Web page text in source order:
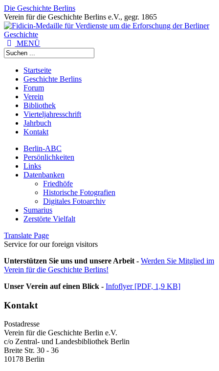
Die Geschichte Berlins
Verein für die Geschichte Berlins e.V., gegr. 1865
MENÜ
Startseite
Geschichte Berlins
Forum
Verein
Bibliothek
Vierteljahresschrift
Jahrbuch
Kontakt
Berlin-ABC
Persönlichkeiten
Links
Datenbanken
Friedhöfe
Historische Fotografien
Digitales Fotoarchiv
Sumarius
Zerstörte Vielfalt
Translate Page
Service for our foreign visitors
Unterstützen Sie uns und unsere Arbeit - Werden Sie Mitglied im
Verein für die Geschichte Berlins!
Unser Verein auf einen Blick - Infoflyer [PDF, 1,9 KB]
Kontakt
Postadresse
Verein für die Geschichte Berlin e.V.
c/o Zentral- und Landesbibliothek Berlin
Breite Str. 30 - 36
10178 Berlin